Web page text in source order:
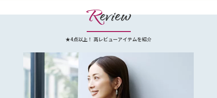
Review
★4点以上！ 高レビューアイテムを紹介